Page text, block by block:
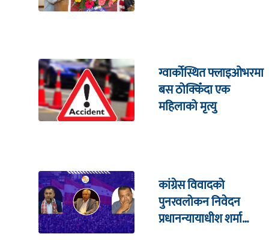
ग्वार्कोस्थित फ्लाइओभरमा
बस ठोक्किँदा एक
महिलाको मृत्यु
कांग्रेस विवादको
पुनरवलोकन निवेदन
प्रधानन्यायाधीश शर्मा